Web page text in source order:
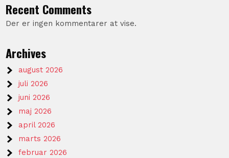
Recent Comments
Der er ingen kommentarer at vise.
Archives
august 2026
juli 2026
juni 2026
maj 2026
april 2026
marts 2026
februar 2026